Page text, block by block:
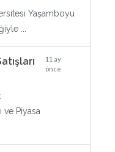
Yaşamboyu
...
11 ay
önce
ve Piyasa